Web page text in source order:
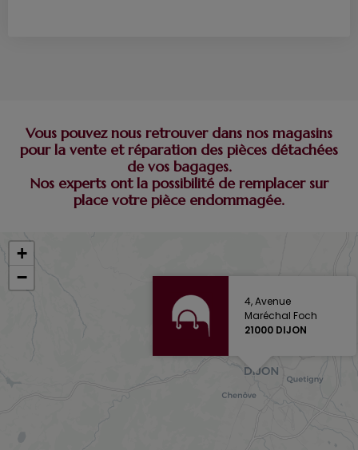
Vous pouvez nous retrouver dans nos magasins
pour la vente et réparation des pièces détachées
de vos bagages.
Nos experts ont la possibilité de remplacer sur
place votre pièce endommagée.
4, Avenue
Maréchal Foch
21000 DIJON
+
−